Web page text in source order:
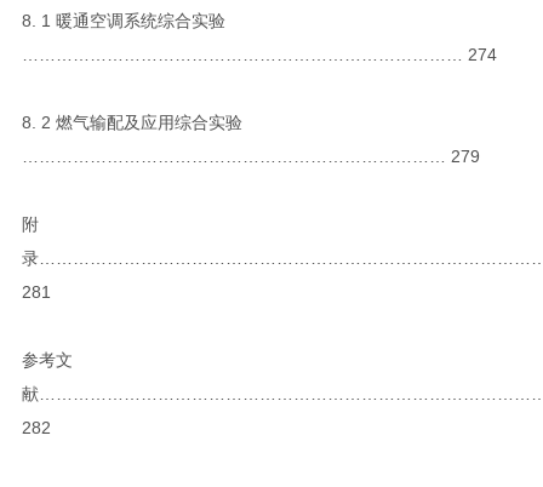
8. 1 暖通空调系统综合实验
…………………………………………………………………… 274
8. 2 燃气输配及应用综合实验
………………………………………………………………… 279
附
录
281
参考文
献
282